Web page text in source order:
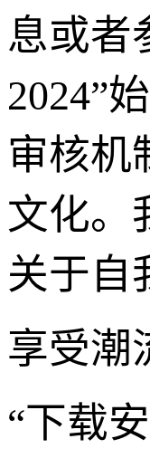
息或者
2024”
审核机
文化。
关于自
享受潮
“下载